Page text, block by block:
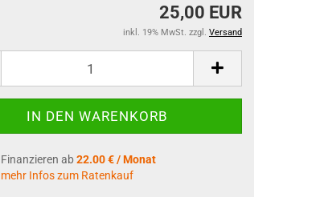
25,00 EUR
inkl. 19% MwSt. zzgl. Versand
Finanzieren ab 22.00 € / Monat
mehr Infos zum Ratenkauf